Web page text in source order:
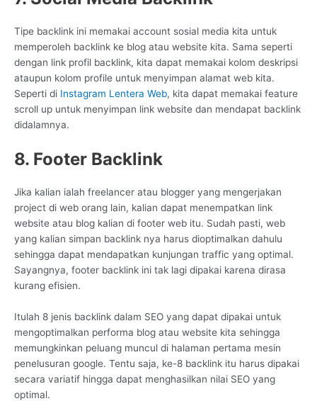
Tipe backlink ini memakai account sosial media kita untuk
memperoleh backlink ke blog atau website kita. Sama seperti
dengan link profil backlink, kita dapat memakai kolom deskripsi
ataupun kolom profile untuk menyimpan alamat web kita.
Seperti di Instagram Lentera Web, kita dapat memakai feature
scroll up untuk menyimpan link website dan mendapat backlink
didalamnya.
8. Footer Backlink
Jika kalian ialah freelancer atau blogger yang mengerjakan
project di web orang lain, kalian dapat menempatkan link
website atau blog kalian di footer web itu. Sudah pasti, web
yang kalian simpan backlink nya harus dioptimalkan dahulu
sehingga dapat mendapatkan kunjungan traffic yang optimal.
Sayangnya, footer backlink ini tak lagi dipakai karena dirasa
kurang efisien.
Itulah 8 jenis backlink dalam SEO yang dapat dipakai untuk
mengoptimalkan performa blog atau website kita sehingga
memungkinkan peluang muncul di halaman pertama mesin
penelusuran google. Tentu saja, ke-8 backlink itu harus dipakai
secara variatif hingga dapat menghasilkan nilai SEO yang
optimal.